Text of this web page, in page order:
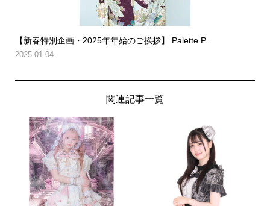
【新春特別企画・2025年年始のご挨拶】 Palette P...
2025.01.04
関連記事一覧